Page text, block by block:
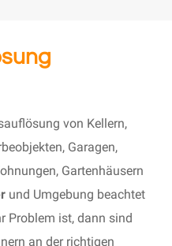
von Kellern,
Garagen,
Gartenhäusern
und Umgebung beachtet
Problem ist, dann sind
an der richtigen